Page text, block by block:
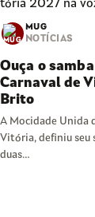
MUG
NOTÍCIAS
Ouça o
Carnaval de
Brito
A Mocidade Unida
Vitória, definiu seu
duas…